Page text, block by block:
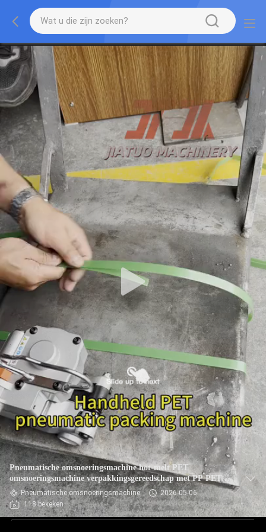
Pneumatische omsnoeringsmachine hot-melt PET
omsnoeringsmachine verpakkingsgereedschap met PP PET
omsnoering
Pneumatische omsnoeringsmachine
2026-05-06
118 bekeken